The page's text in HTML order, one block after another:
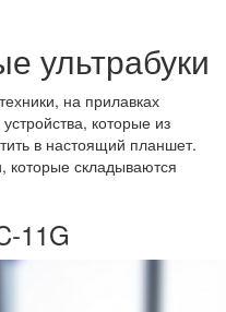
ультрабуки
на прилавках
которые из
в настоящий планшет.
которые складываются
11G